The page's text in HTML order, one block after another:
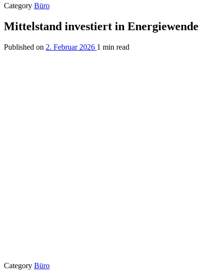
Category Büro
Mittelstand investiert in Energiewende
Published on 2. Februar 2026 1 min read
Category Büro